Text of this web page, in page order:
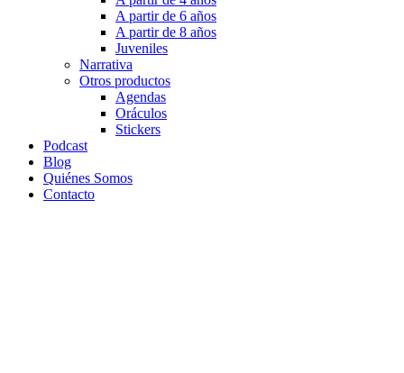
A partir de 6 años
A partir de 8 años
Juveniles
Narrativa
Otros productos
Agendas
Oráculos
Stickers
Podcast
Blog
Quiénes Somos
Contacto